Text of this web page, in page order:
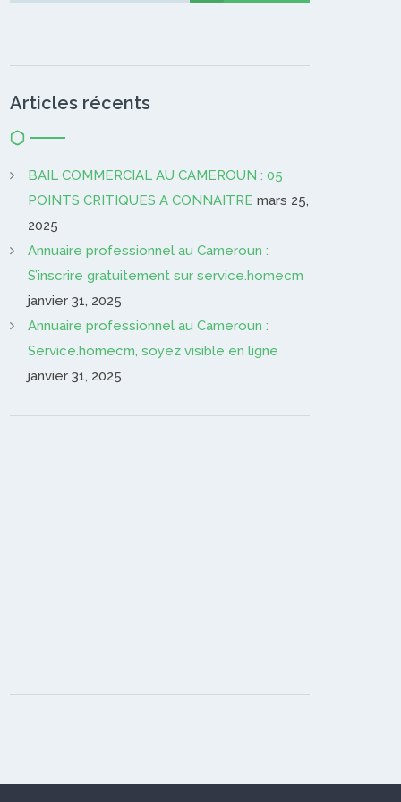
Articles récents
BAIL COMMERCIAL AU CAMEROUN : 05
POINTS CRITIQUES A CONNAITRE mars 25,
2025
Annuaire professionnel au Cameroun :
S’inscrire gratuitement sur service.homecm
janvier 31, 2025
Annuaire professionnel au Cameroun :
Service.homecm, soyez visible en ligne
janvier 31, 2025